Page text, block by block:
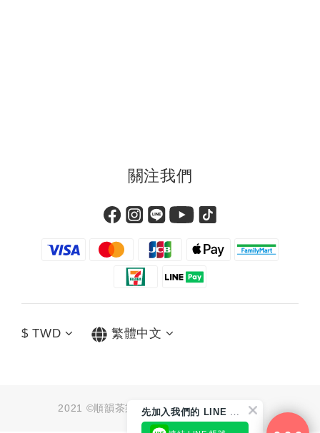
關注我們
$ TWD 繁體中文
2021 ©順韻茶業有限公司 統編：91062790
先
加入我們的 LINE 好友